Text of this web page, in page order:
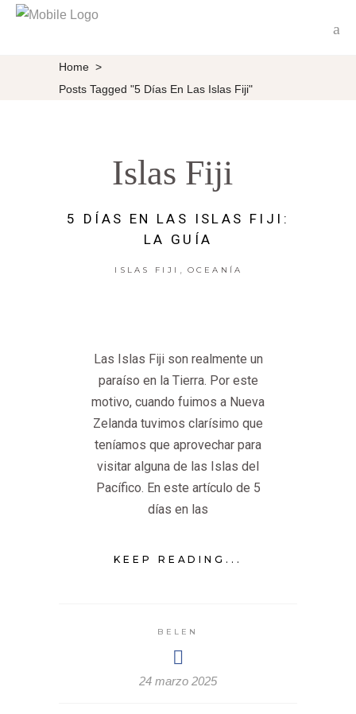
Home >
Posts Tagged "5 Días En Las Islas Fiji"
Islas Fiji
5 DÍAS EN LAS ISLAS FIJI:
LA GUÍA
ISLAS FIJI OCEANÍA
Las Islas Fiji son realmente un
paraíso en la Tierra. Por este
motivo, cuando fuimos a Nueva
Zelanda tuvimos clarísimo que
teníamos que aprovechar para
visitar alguna de las Islas del
Pacífico. En este artículo de 5
días en las
KEEP READING...
BELEN
24 marzo 2025